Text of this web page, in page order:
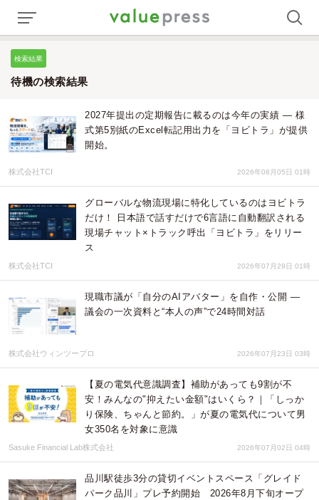
検索結果
待機の検索結果
2027年提出の定期報告に載るのは今年の実績 — 様
式第5別紙のExcel転記用出力を「ヨビトラ」が提供
開始。
株式会社TCI 2026年08月05日 01時
グローバルな物流現場に特化しているのはヨビトラ
だけ！ 日本語で話すだけで6言語に自動翻訳される
現場チャット×トラック呼出「ヨビトラ」をリリー
ス
株式会社TCI 2026年07月29日 01時
現職市議が「自分のAIアバター」を自作・公開 ―
議会の一次資料と“本人の声”で24時間対話
株式会社ウィンツープロ 2026年07月23日 03時
【夏の電気代意識調査】補助があっても9割が不
安！みんなの"抑えたい金額"はいくら？｜「しっか
り保険、ちゃんと節約。」が夏の電気代について男
女350名を対象に意識
Sasuke Financial Lab株式会社 2026年07月02日 04時
品川駅徒歩3分の貸切イベントスペース「グレイド
パーク品川」プレ予約開始 2026年8月下旬オープ